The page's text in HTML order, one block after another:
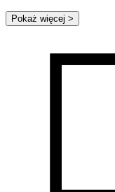
Pokaż więcej >